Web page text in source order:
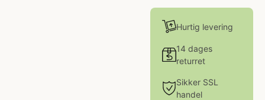
Hurtig levering
14 dages
returret
Sikker SSL
handel